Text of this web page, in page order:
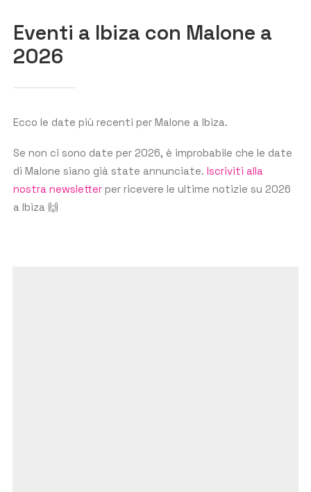
GET THE APP
Eventi a Ibiza con Malone a
2026
Ecco le date più recenti per Malone a Ibiza.
Se non ci sono date per 2026, è improbabile che le date
di Malone siano già state annunciate. Iscriviti alla
nostra newsletter per ricevere le ultime notizie su 2026
a Ibiza 🙌